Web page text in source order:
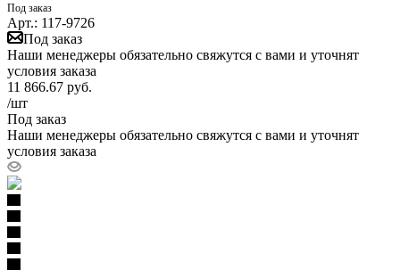
Под заказ
Арт.: 117-9726
Под заказ
Наши менеджеры обязательно свяжутся с вами и уточнят
условия заказа
11 866.67 руб.
/шт
Под заказ
Наши менеджеры обязательно свяжутся с вами и уточнят
условия заказа